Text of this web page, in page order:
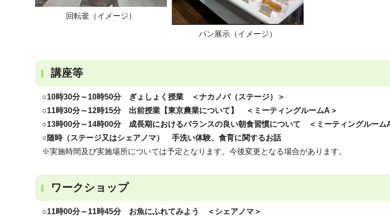
回転釜（イメージ）
パン展示（イメージ）
講座等
○10時30分～10時50分 ぎょしょく授業 ＜ナカノバ（ステージ）＞
○11時30分～12時15分 出前授業【東京農業について】 ＜ミーティングルームA＞
○13時00分～14時00分 成長期におけるバランスの良い朝食習慣について ＜ミーティングルーム
○随時（ステージ又はシェアノマ） 手洗い体験、食育に関するお話
※実施時間及び実施場所については予定となります。今後変更となる場合があります。
ワークショップ
○11時00分～11時45分 お魚にふれてみよう ＜シェアノマ＞